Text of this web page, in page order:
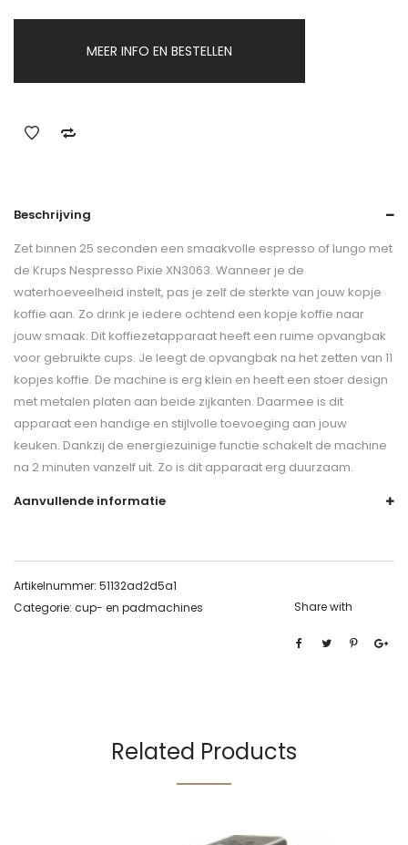
MEER INFO EN BESTELLEN
Beschrijving
Zet binnen 25 seconden een smaakvolle espresso of lungo met
de Krups Nespresso Pixie XN3063. Wanneer je de
waterhoeveelheid instelt, pas je zelf de sterkte van jouw kopje
koffie aan. Zo drink je iedere ochtend een kopje koffie naar
jouw smaak. Dit koffiezetapparaat heeft een ruime opvangbak
voor gebruikte cups. Je leegt de opvangbak na het zetten van 11
kopjes koffie. De machine is erg klein en heeft een stoer design
met metalen platen aan beide zijkanten. Daarmee is dit
apparaat een handige en stijlvolle toevoeging aan jouw
keuken. Dankzij de energiezuinige functie schakelt de machine
na 2 minuten vanzelf uit. Zo is dit apparaat erg duurzaam.
Aanvullende informatie
Artikelnummer: 51132ad2d5a1
Categorie: cup- en padmachines Share with
Related Products